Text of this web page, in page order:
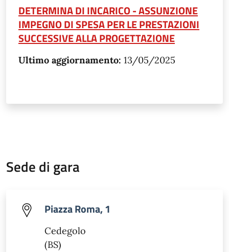
DETERMINA DI INCARICO - ASSUNZIONE
IMPEGNO DI SPESA PER LE PRESTAZIONI
SUCCESSIVE ALLA PROGETTAZIONE
Ultimo aggiornamento: 13/05/2025
Sede di gara
Piazza Roma, 1
Cedegolo
(BS)